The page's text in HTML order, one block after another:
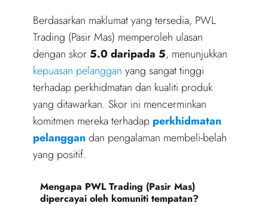
Berdasarkan maklumat yang tersedia, PWL
Trading (Pasir Mas) memperoleh ulasan
dengan skor 5.0 daripada 5, menunjukkan
kepuasan pelanggan yang sangat tinggi
terhadap perkhidmatan dan kualiti produk
yang ditawarkan. Skor ini mencerminkan
komitmen mereka terhadap perkhidmatan
pelanggandan pengalaman membeli-belah
yang positif.
Mengapa PWL Trading (Pasir Mas)
dipercayai oleh komuniti tempatan?